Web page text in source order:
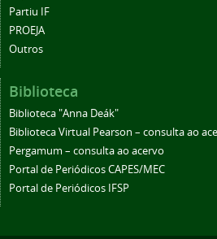
Partiu IF
PROEJA
Outros
Biblioteca
Biblioteca "Anna Deák"
Biblioteca Virtual Pearson – consulta ao
Pergamum – consulta ao acervo
Portal de Periódicos CAPES/MEC
Portal de Periódicos IFSP